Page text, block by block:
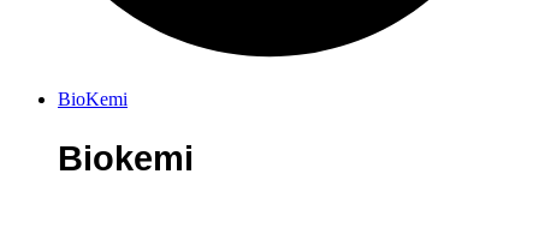
BioKemi
Biokemi